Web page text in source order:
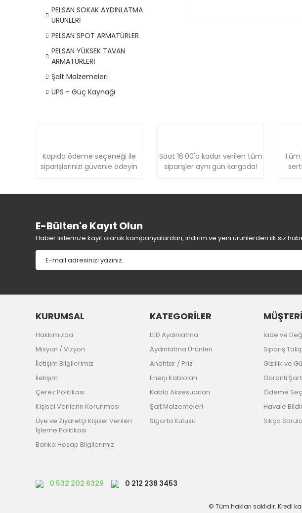
PELSAN SOKAK AYDINLATMA
ÜRÜNLERİ
PELSAN SPOT ARMATÜRLER
PELSAN YÜKSEK TAVAN
ARMATÜRLERİ
Şalt Malzemeleri
UPS - Güç Kaynağı
Kapıda ödeme seçeneği ile
siparişlerinizi güvenle ödeyin
Saat 16.00'a kadar verilen tüm
siparişler aynı gün kargoda!
Tüm
E-Bülten'e Kayıt Olun
Haber listemize kayıt olarak kampanyalardan, indirim ve yeni ürünlerden ilk siz
KURUMSAL
Hakkımızda
Misyon / Vizyon
İletişim Bilgilerimiz
İletişim
Çerez Politikası
Kişisel Verilerin Korunması
Üye ve Ziyaretçi Kişisel Verileri
İşleme Politikası
Banka Hesap Bilgilerimiz
KATEGORİLER
LED Aydınlatma
Aydınlatma Ürünleri
Anahtar / Priz
Enerji Kabloları
Kablo Aksesuarları
Şalt Malzemeleri
Sigorta Kutusu
İade ve
Sipariş
Gizlilik ve
Garanti
Ödeme
Havale
Sıkça
0 532 202 6329 0 212 238 3453
© Tüm hakları saklıdır. Kredi